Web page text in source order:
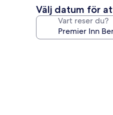
Välj datum för
Vart reser du?